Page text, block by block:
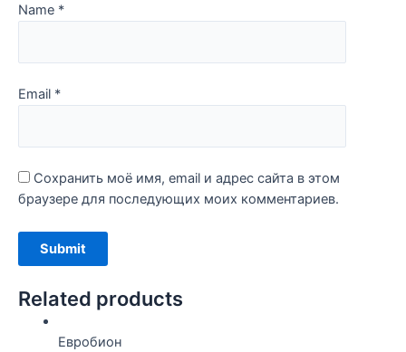
Name *
Email *
Сохранить моё имя, email и адрес сайта в этом
браузере для последующих моих комментариев.
Related products
Евробион